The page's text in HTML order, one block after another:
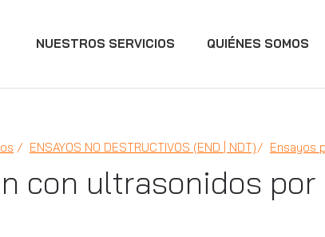
NUESTROS SERVICIOS QUIÉNES SOMOS
ENSAYOS NO DESTRUCTIVOS (END | NDT) Ensayos
con ultrasonidos